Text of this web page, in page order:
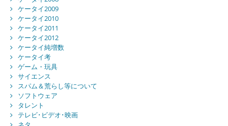
ケータイ2009
ケータイ2010
ケータイ2011
ケータイ2012
ケータイ純増数
ケータイ考
ゲーム・玩具
サイエンス
スパム＆荒らし等について
ソフトウェア
タレント
テレビ･ビデオ･映画